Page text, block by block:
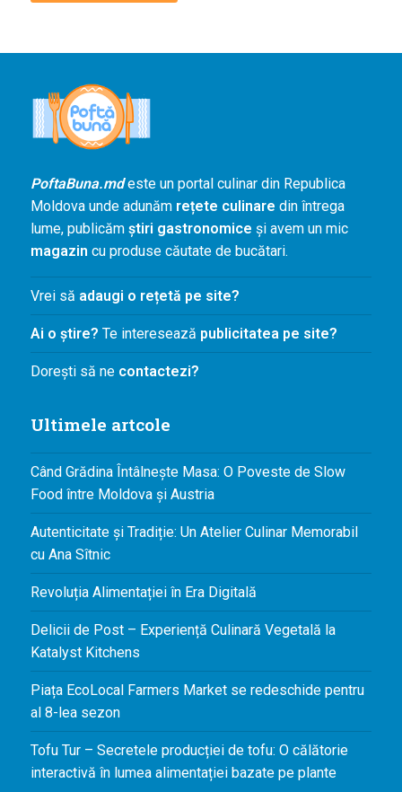
PoftaBuna.mdeste un portal culinar din Republica
Moldova unde adunăm rețete culinare din întrega
lume, publicăm știri gastronomice și avem un mic
magazin cu produse căutate de bucătari.
Vrei să adaugi o rețetă pe site?
Ai o știre? Te interesează publicitatea pe site?
Dorești să necontactezi?
Ultimele artcole
Când Grădina Întâlnește Masa: O Poveste de Slow
Food între Moldova și Austria
Autenticitate și Tradiție: Un Atelier Culinar Memorabil
cu Ana Sîtnic
Revoluția Alimentației în Era Digitală
Delicii de Post – Experiență Culinară Vegetală la
Katalyst Kitchens
Piața EcoLocal Farmers Market se redeschide pentru
al 8-lea sezon
Tofu Tur – Secretele producției de tofu: O călătorie
interactivă în lumea alimentației bazate pe plante